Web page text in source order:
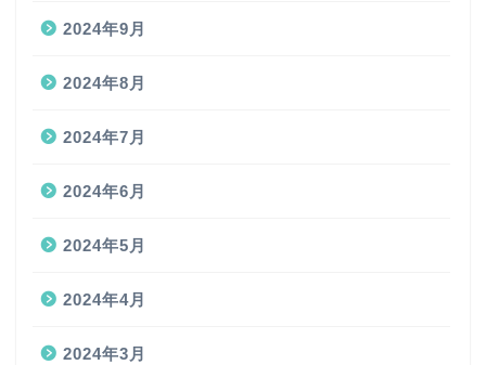
2024年9月
2024年8月
2024年7月
2024年6月
2024年5月
2024年4月
2024年3月